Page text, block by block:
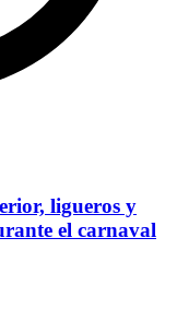
ligueros y
el carnaval